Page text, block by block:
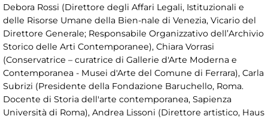
Debora Rossi (Direttore degli Affari Legali, Istituzionali e
delle Risorse Umane della Bien-nale di Venezia, Vicario del
Direttore Generale; Responsabile Organizzativo dell’Archivio
Storico delle Arti Contemporanee), Chiara Vorrasi
(Conservatrice – curatrice di Gallerie d'Arte Moderna e
Contemporanea - Musei d'Arte del Comune di Ferrara), Carla
Subrizi (Presidente della Fondazione Baruchello, Roma.
Docente di Storia dell'arte contemporanea, Sapienza
Università di Roma), Andrea Lissoni (Direttore artistico, Haus